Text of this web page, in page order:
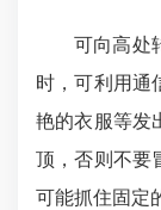
可向高处
时，可利用通
艳的衣服等发
顶，否则不要
可能抓住固定